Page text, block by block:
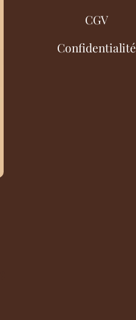
CGV
Confidentialité